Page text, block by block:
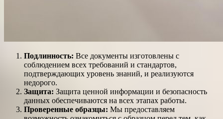
Подлинность: Все документы изготовлены с
соблюдением всех требований и стандартов,
подтверждающих уровень знаний, и реализуются
недорого.
Защита: Защита ценной информации и безопасность
данных обеспечиваются на всех этапах работы.
Проверенные образцы: Мы предоставляем